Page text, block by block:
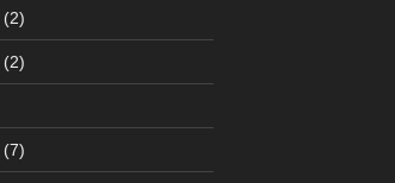
(2)
(2)
(7)